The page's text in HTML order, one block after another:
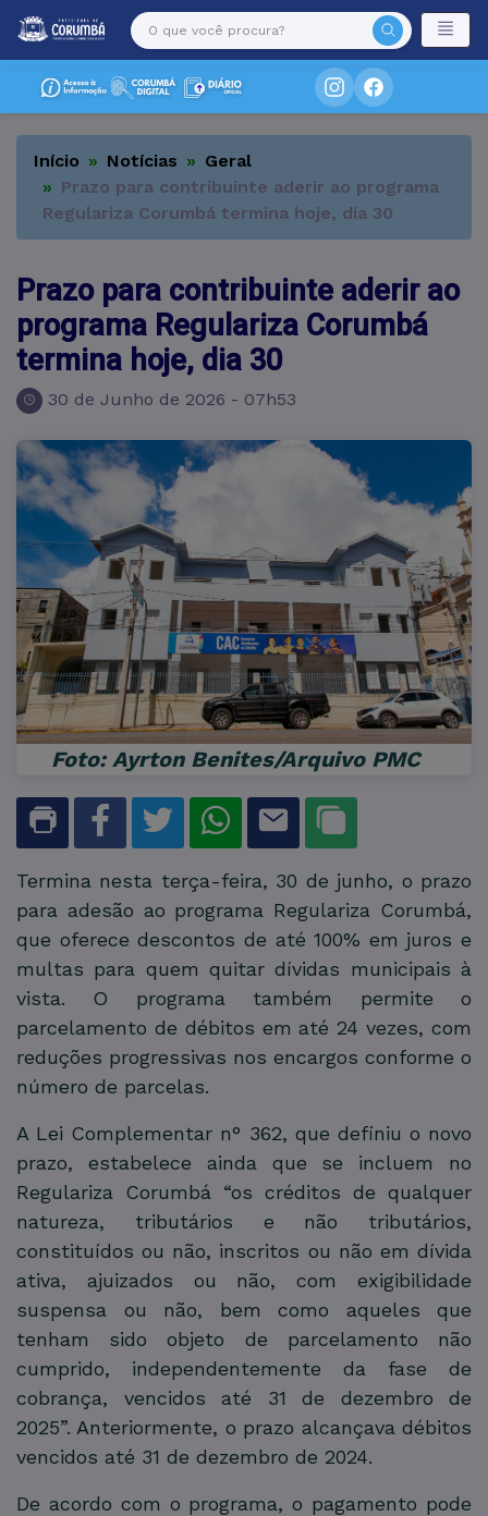
Início Notícias
Geral
Prazo para contribuinte aderir ao programa
Regulariza Corumbá termina hoje, dia 30
Prazo para contribuinte aderir ao
programa Regulariza Corumbá
termina hoje, dia 30
30 de Junho de 2026 - 07h53
Foto: Ayrton Benites/Arquivo PMC
Termina nesta terça-feira, 30 de junho, o prazo
para adesão ao programa Regulariza Corumbá,
que oferece descontos de até 100% em juros e
multas para quem quitar dívidas municipais à
vista. O programa também permite o
parcelamento de débitos em até 24 vezes, com
reduções progressivas nos encargos conforme o
número de parcelas.
A Lei Complementar n° 362, que definiu o novo
prazo, estabelece ainda que se incluem no
Regulariza Corumbá “os créditos de qualquer
natureza, tributários e não tributários,
constituídos ou não, inscritos ou não em dívida
ativa, ajuizados ou não, com exigibilidade
suspensa ou não, bem como aqueles que
tenham sido objeto de parcelamento não
cumprido, independentemente da fase de
cobrança, vencidos até 31 de dezembro de
2025”. Anteriormente, o prazo alcançava débitos
vencidos até 31 de dezembro de 2024.
De acordo com o programa, o pagamento pode